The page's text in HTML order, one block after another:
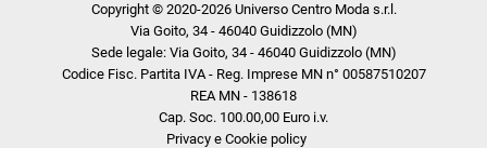
Copyright © 2020-2026 Universo Centro Moda s.r.l.
Via Goito, 34 - 46040 Guidizzolo (MN)
Sede legale: Via Goito, 34 - 46040 Guidizzolo (MN)
Codice Fisc. Partita IVA - Reg. Imprese MN n° 00587510207
REA MN - 138618
Cap. Soc. 100.00,00 Euro i.v.
Privacy e Cookie policy